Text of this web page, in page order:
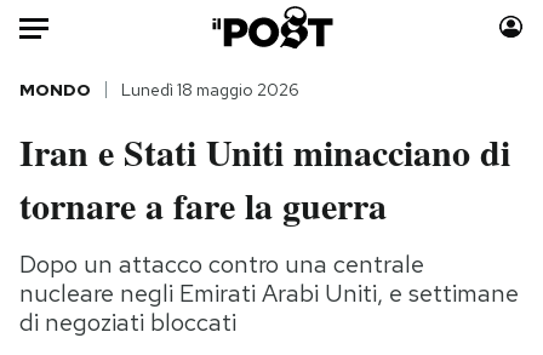
Auto
HOME
Italia
Politica
Tecnologia
Internet
Moda
Consumismi
Storie/Idee
MONDO Lunedì 18 maggio 2026
Iran e Stati Uniti minacciano di
tornare a fare la guerra
Dopo un attacco contro una centrale
nucleare negli Emirati Arabi Uniti, e settimane
di negoziati bloccati